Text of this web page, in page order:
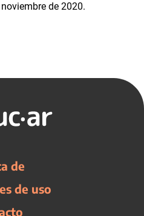
de 2020.
de
de uso